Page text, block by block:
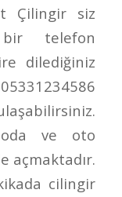
Çilingir siz
bir telefon
dilediğiniz
ve oto
açmaktadır.
cilingir